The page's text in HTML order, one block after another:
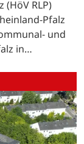
RLP)
Pfalz
und
in…